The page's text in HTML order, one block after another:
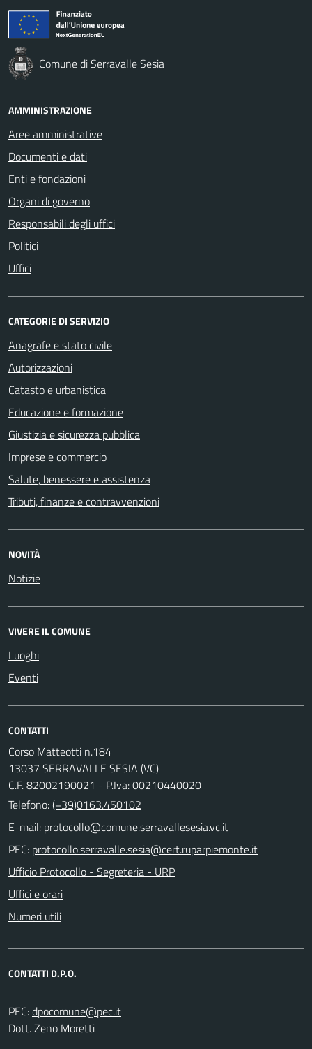
Comune di Serravalle Sesia
AMMINISTRAZIONE
Aree amministrative
Documenti e dati
Enti e fondazioni
Organi di governo
Responsabili degli uffici
Politici
Uffici
CATEGORIE DI SERVIZIO
Anagrafe e stato civile
Autorizzazioni
Catasto e urbanistica
Educazione e formazione
Giustizia e sicurezza pubblica
Imprese e commercio
Salute, benessere e assistenza
Tributi, finanze e contravvenzioni
NOVITÀ
Notizie
VIVERE IL COMUNE
Luoghi
Eventi
CONTATTI
Corso Matteotti n.184
13037 SERRAVALLE SESIA (VC)
C.F. 82002190021 - P.Iva: 00210440020
Telefono:(+39)0163.450102
E-mail:
PEC:
Ufficio Protocollo - Segreteria - URP
Uffici e orari
Numeri utili
CONTATTI D.P.O.
PEC:
Dott. Zeno Moretti